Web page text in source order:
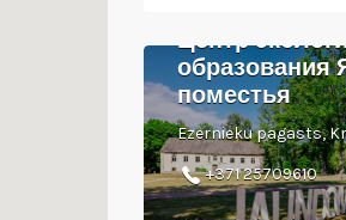
Центр
образования
поместья
Ezernieku pagasts,
+371 25709610